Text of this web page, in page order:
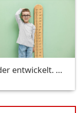
entwickelt. …